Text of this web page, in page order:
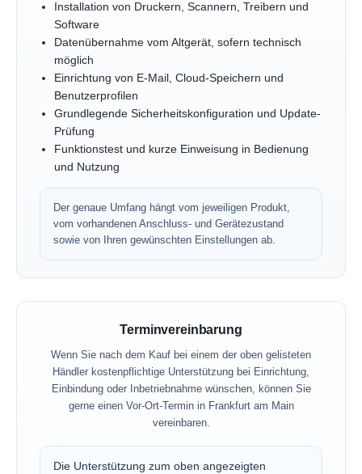
Installation von Druckern, Scannern, Treibern und
Software
Datenübernahme vom Altgerät, sofern technisch
möglich
Einrichtung von E-Mail, Cloud-Speichern und
Benutzerprofilen
Grundlegende Sicherheitskonfiguration und Update-
Prüfung
Funktionstest und kurze Einweisung in Bedienung
und Nutzung
Der genaue Umfang hängt vom jeweiligen Produkt,
vom vorhandenen Anschluss- und Gerätezustand
sowie von Ihren gewünschten Einstellungen ab.
Terminvereinbarung
Wenn Sie nach dem Kauf bei einem der oben gelisteten
Händler kostenpflichtige Unterstützung bei Einrichtung,
Einbindung oder Inbetriebnahme wünschen, können Sie
gerne einen Vor-Ort-Termin in Frankfurt am Main
vereinbaren.
Die Unterstützung zum oben angezeigten